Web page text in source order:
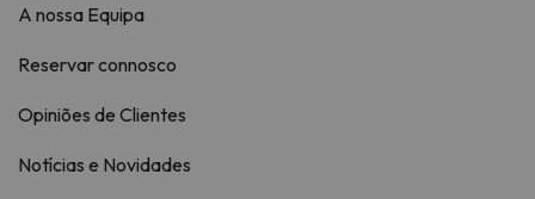
A nossa Equipa
Reservar connosco
Opiniões de Clientes
Notícias e Novidades